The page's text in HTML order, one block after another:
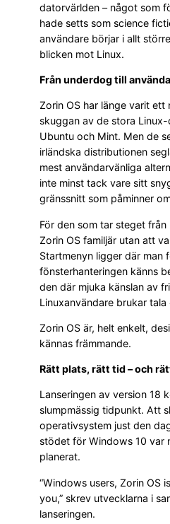
datorvärlden – något som
hade setts som science
användare börjar i allt
blicken mot Linux.
Från underdog till
Zorin OS har länge varit ett
skuggan av de stora
Ubuntu och Mint. Men de
irländska distributionen
mest användarvänliga
inte minst tack vare sitt
gränssnitt som påminner
För den som tar steget
Zorin OS familjär utan att
Startmenyn ligger där man
fönsterhanteringen känns
den där mjuka känslan av
Linuxanvändare brukar tala
Zorin OS är, helt enkelt,
kännas främmande.
Rätt plats, rätt tid – och
Lanseringen av version 18
slumpmässig tidpunkt. Att
operativsystem just den
stödet för Windows 10 var
planerat.
“Windows users, Zorin OS
you,” skrev utvecklarna i
lanseringen.